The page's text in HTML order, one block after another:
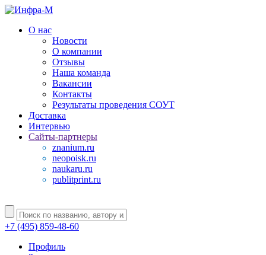
О нас
Новости
О компании
Отзывы
Наша команда
Вакансии
Контакты
Результаты проведения СОУТ
Доставка
Интервью
Сайты-партнеры
znanium.ru
neopoisk.ru
naukaru.ru
publitprint.ru
+7 (495) 859-48-60
Профиль